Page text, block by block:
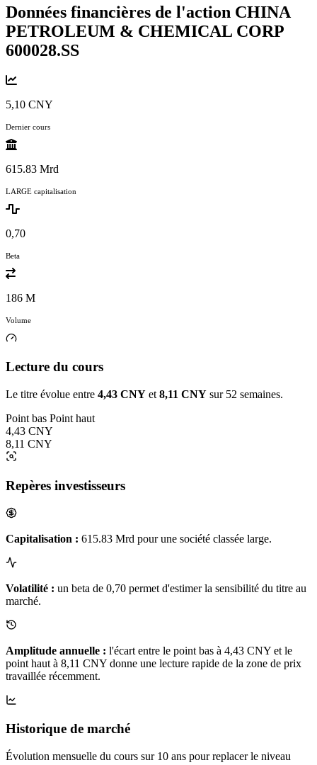
Données financières de l'action CHINA
PETROLEUM & CHEMICAL CORP
600028.SS
5,10 CNY
Dernier cours
615.83 Mrd
LARGE capitalisation
0,70
Beta
186 M
Volume
Lecture du cours
Le titre évolue entre 4,43 CNY et 8,11 CNY sur 52 semaines.
Point bas Point haut
4,43 CNY
8,11 CNY
Repères investisseurs
Capitalisation : 615.83 Mrd pour une société classée large.
Volatilité : un beta de 0,70 permet d'estimer la sensibilité du titre au
marché.
Amplitude annuelle : l'écart entre le point bas à 4,43 CNY et le
point haut à 8,11 CNY donne une lecture rapide de la zone de prix
travaillée récemment.
Historique de marché
Évolution mensuelle du cours sur 10 ans pour replacer le niveau